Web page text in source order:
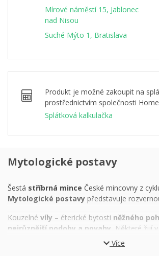
Mírové náměstí 15, Jablonec
nad Nisou
Suché Mýto 1, Bratislava
Produkt je možné zakoupit na
prostřednictvím společnosti
Splátková kalkulačka
Mytologické postavy
Šestá stříbrná mince České mincovny z
Mytologické postavy představuje
Kouzelné víly – éterické bytosti něžného
nejrůznější podoby a povahy. Některé žijí
vodě, další létají. Jedna je drobounká – ne
druhá je k nerozeznání od lidské ženy. Mohou
Více